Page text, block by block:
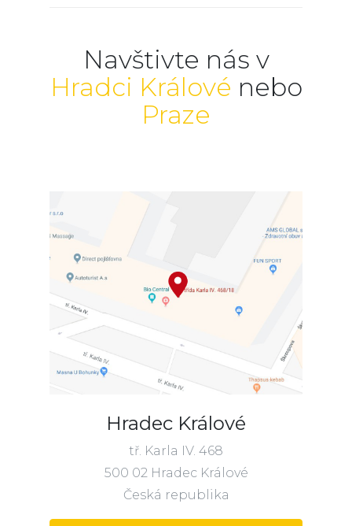
Navštivte nás v
Hradci Králové nebo
Praze
Hradec Králové
tř. Karla IV. 468
500 02 Hradec Králové
Česká republika